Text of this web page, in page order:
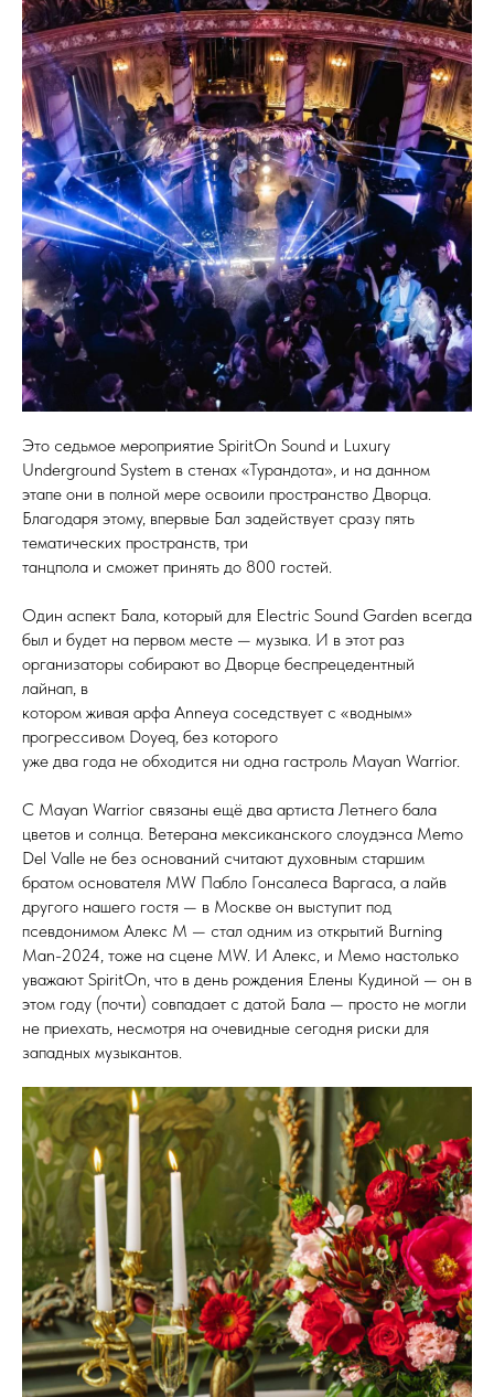
Это седьмое мероприятие SpiritOn Sound и Luxury
Underground System в стенах «Турандота», и на данном
этапе они в полной мере освоили пространство Дворца.
Благодаря этому, впервые Бал задействует сразу пять
тематических пространств, три
танцпола и сможет принять до 800 гостей.
Один аспект Бала, который для Electric Sound Garden всегда
был и будет на первом месте — музыка. И в этот раз
организаторы собирают во Дворце беспрецедентный
лайнап, в
котором живая арфа Anneya соседствует с «водным»
прогрессивом Doyeq, без которого
уже два года не обходится ни одна гастроль Mayan Warrior.
С Mayan Warrior связаны ещё два артиста Летнего бала
цветов и солнца. Ветерана мексиканского слоудэнса Memo
Del Valle не без оснований считают духовным старшим
братом основателя MW Пабло Гонсалеса Варгаса, а лайв
другого нашего гостя — в Москве он выступит под
псевдонимом Алекс М — стал одним из открытий Burning
Man-2024, тоже на сцене MW. И Алекс, и Мемо настолько
уважают SpiritOn, что в день рождения Елены Кудиной — он в
этом году (почти) совпадает с датой Бала — просто не могли
не приехать, несмотря на очевидные сегодня риски для
западных музыкантов.